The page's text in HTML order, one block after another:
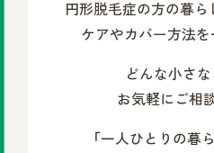
円形脱毛症の方の暮
ケアやカバー方法を
どんな小さな
お気軽にご相
「一人ひとりの暮